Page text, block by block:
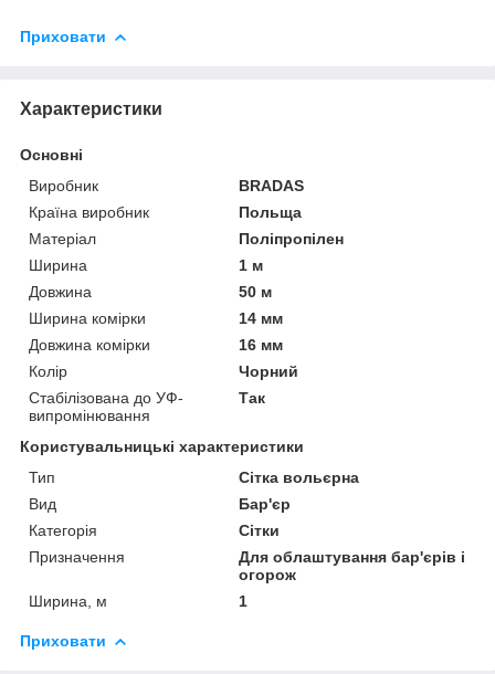
Приховати
Характеристики
Основні
Виробник
BRADAS
Країна виробник
Польща
Матеріал
Поліпропілен
Ширина
1 м
Довжина
50 м
Ширина комірки
14 мм
Довжина комірки
16 мм
Колір
Чорний
Стабілізована до УФ-
випромінювання
Так
Користувальницькі характеристики
Тип
Сітка вольєрна
Вид
Бар'єр
Категорія
Сітки
Призначення
Для облаштування бар'єрів і
огорож
Ширина, м
1
Приховати